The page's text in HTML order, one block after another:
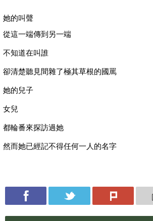
她的叫聲
從這一端傳到另一端
不知道在叫誰
卻清楚聽見間雜了極其草根的國罵
她的兒子
女兒
都輪番來探訪過她
然而她已經記不得任何一人的名字